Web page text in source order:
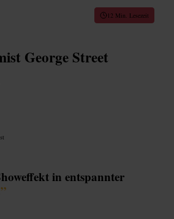
12 Min. Lesezeit
George Street
in entspannter
”